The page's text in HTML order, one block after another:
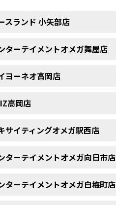
スランド 小矢部店
ターテイメントオメガ舞屋店
ヨーネオ高岡店
高岡店
サイティングオメガ駅西店
ターテイメントオメガ向日市店
ターテイメントオメガ白梅町店